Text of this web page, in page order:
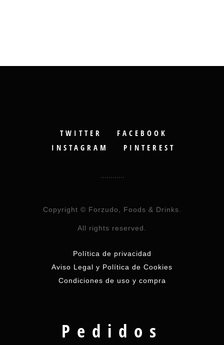
TWITTER
FACEBOOK
INSTAGRAM
PINTEREST
Copyright © Forzudo, Foods & Drinks.
All rights reserved.
Política de privacidad
Aviso Legal y Política de Cookies
Condiciones de uso y compra
Pedidos